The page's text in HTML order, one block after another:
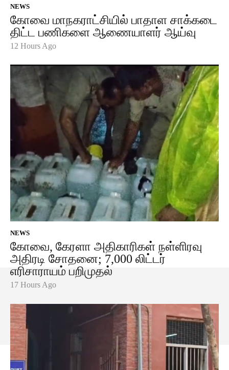
NEWS
கோவை மாநகராட்சியில் பாதாள சாக்கடை
திட்ட பணிகளை ஆணையாளர் ஆய்வு
12 Hours Ago
NEWS
கோவை, கேரளா அதிகாரிகள் நள்ளிரவு
அதிரடி சோதனை; 7,000 லிட்டர்
எரிசாராயம் பறிமுதல்
17 Hours Ago